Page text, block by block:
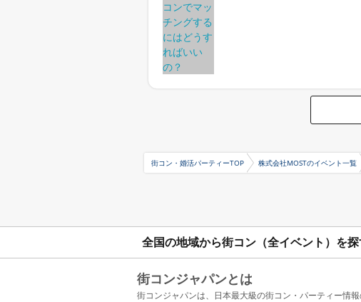
街コン・婚活パーティーTOP 株式会社MOSTのイベント一覧
全国の地域から街コン（全イベント）を
街コンジャパンとは
街コンジャパンは、日本最大級の街コン・パーティー情